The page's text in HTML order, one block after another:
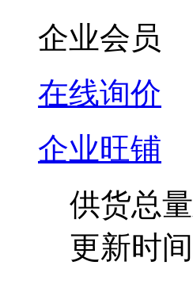
企业会员
在线询价
企业旺铺
供货总量
更新时间